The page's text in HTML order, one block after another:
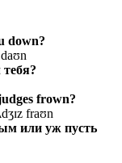
down?
daʊn
frown?
fraʊn
или уж пусть